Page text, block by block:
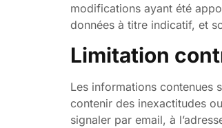
modifications ayant été
données à titre indicatif, et
Limitation
Les informations contenues
contenir des inexactitudes
signaler par email, à